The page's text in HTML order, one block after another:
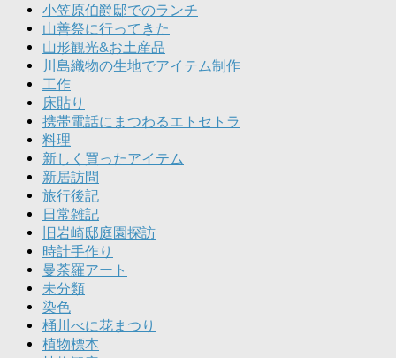
小笠原伯爵邸でのランチ
山善祭に行ってきた
山形観光&お土産品
川島織物の生地でアイテム制作
工作
床貼り
携帯電話にまつわるエトセトラ
料理
新しく買ったアイテム
新居訪問
旅行後記
日常雑記
旧岩崎邸庭園探訪
時計手作り
曼荼羅アート
未分類
染色
桶川べに花まつり
植物標本